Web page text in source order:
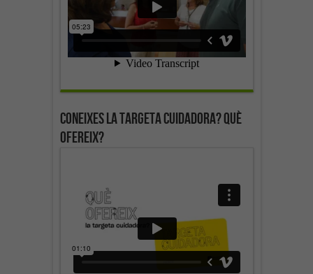
Coneixes la targeta cuidadora? Què
ofereix?